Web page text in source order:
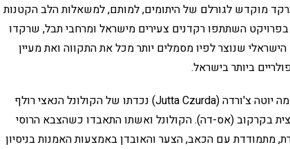
מוקדש לגורלם של היתומים, למותם, למשאלות הלב הקטנות
השתתפו רקדנים צעירים מישראל ומרחבי תבל, שרקדו
שנוצר לפיו מסמלים יותר מכל את התקווה ואת מעיין
את פרויקט הזיכרון הבינלאומי הזה, שהועלה בגרמניה, יזמה יוטה צ'ורדה (Jutta Czurda) נכדתו של הקולונל הנאצי רולף
בקרקוב (אס-דה). הקולונל ואשתו התאבדו כשהצבא הרוסי
בפירת, מתמודדת עם הכאב, הצער והאובדן באמצעות האמנות בניסיון